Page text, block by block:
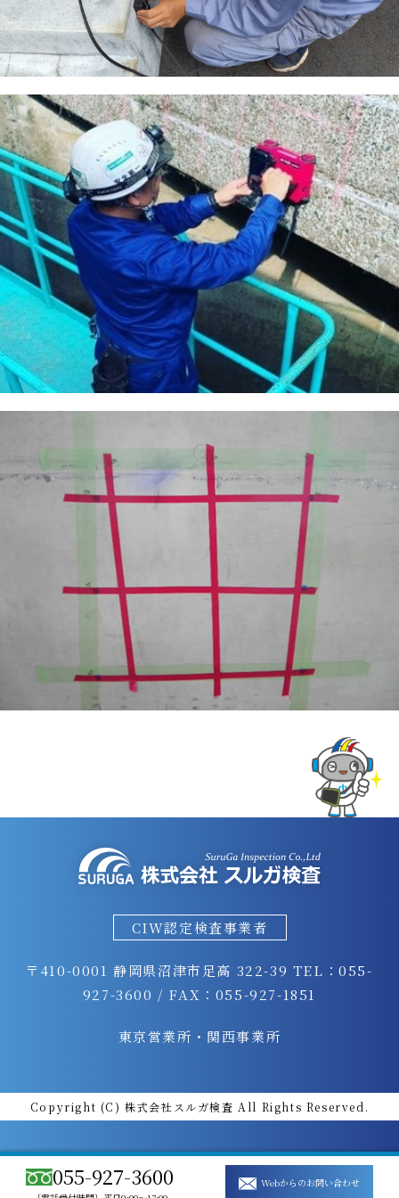
CIW認定検査事業者
〒410-0001 静岡県沼津市足高 322-39 TEL：055-
927-3600 / FAX：055-927-1851
東京営業所・関西事業所
055-927-3600 Webからのお問い合わせ
Copyright (C) 株式会社スルガ検査 All Rights Reserved.